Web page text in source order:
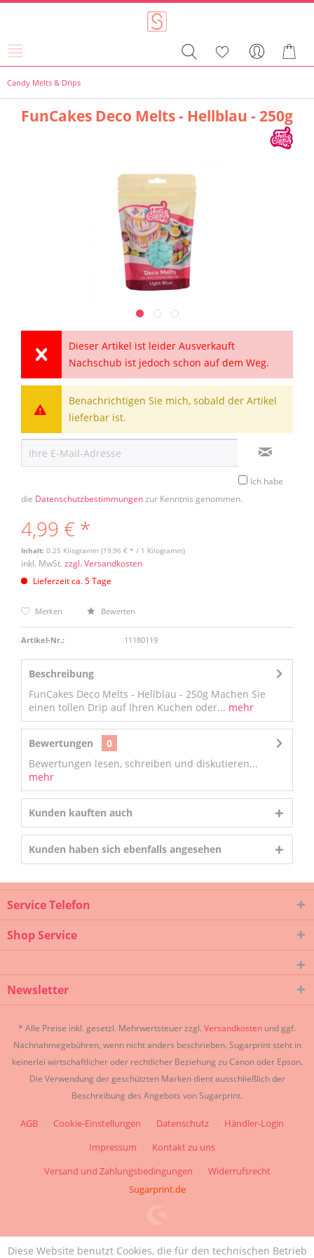
Candy Melts & Drips
FunCakes Deco Melts - Hellblau - 250g
Dieser Artikel ist leider Ausverkauft
Nachschub ist jedoch schon auf dem Weg.
Benachrichtigen Sie mich, sobald der Artikel
lieferbar ist.
Ich habe
die Datenschutzbestimmungenzur Kenntnis genommen.
4,99 € *
Inhalt: 0.25 Kilogramm (19,96 € * / 1 Kilogramm)
inkl. MwSt. zzgl. Versandkosten
Lieferzeit ca. 5 Tage
Merken Bewerten
Artikel-Nr.: 11180119
Beschreibung
FunCakes Deco Melts - Hellblau - 250g Machen Sie
einen tollen Drip auf Ihren Kuchen oder... mehr
Bewertungen
0
Bewertungen lesen, schreiben und diskutieren...
mehr
Kunden kauften auch
Kunden haben sich ebenfalls angesehen
Service Telefon
Shop Service
Newsletter
* Alle Preise inkl. gesetzl. Mehrwertsteuer zzgl. Versandkosten und ggf.
Nachnahmegebühren, wenn nicht anders beschrieben. Sugarprint steht in
keinerlei wirtschaftlicher oder rechtlicher Beziehung zu Canon oder Epson.
Die Verwendung der geschützten Marken dient ausschließlich der
Beschreibung des Angebots von Sugarprint.
AGB Cookie-Einstellungen Datenschutz
Händler-Login
Impressum
Kontakt zu uns
Versand und Zahlungsbedingungen
Widerrufsrecht
Sugarprint.de
Diese Website benutzt Cookies, die für den technischen Betrieb